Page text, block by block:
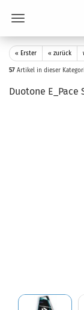
« Erster « zurück
57 Artikel in dieser
Duotone E_Pace